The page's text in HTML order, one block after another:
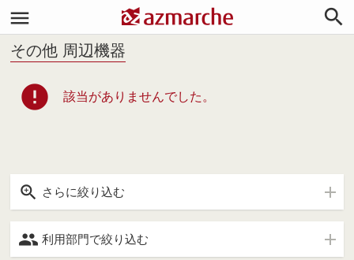


その他 周辺機器
error 該当がありませんでした。
 さらに絞り込む
 利用部門で絞り込む